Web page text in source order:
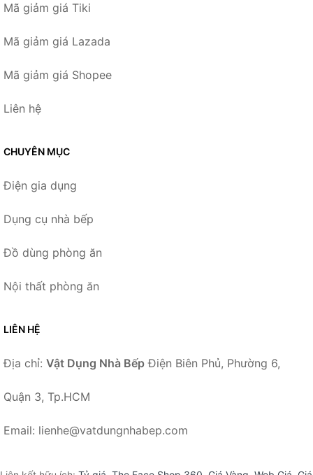
Mã giảm giá Tiki
Mã giảm giá Lazada
Mã giảm giá Shopee
Liên hệ
CHUYÊN MỤC
Điện gia dụng
Dụng cụ nhà bếp
Đồ dùng phòng ăn
Nội thất phòng ăn
LIÊN HỆ
Địa chỉ: Vật Dụng Nhà Bếp Điện Biên Phủ, Phường 6,
Quận 3, Tp.HCM
Email: lienhe@vatdungnhabep.com